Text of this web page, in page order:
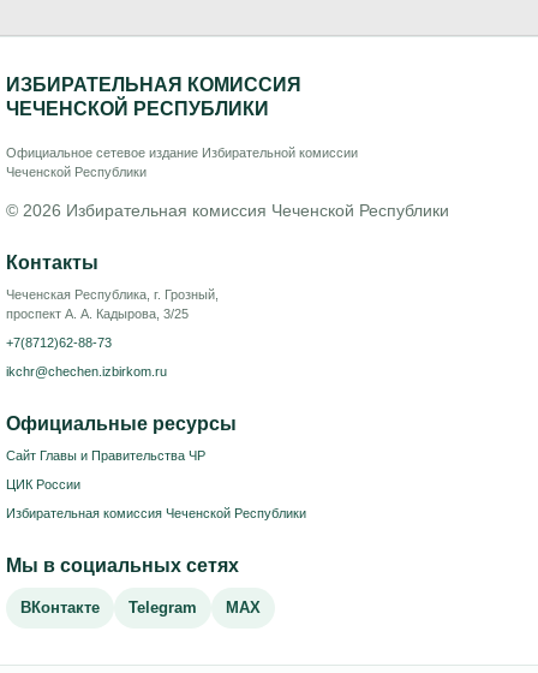
ИЗБИРАТЕЛЬНАЯ КОМИССИЯ
ЧЕЧЕНСКОЙ РЕСПУБЛИКИ
Официальное сетевое издание Избирательной комиссии
Чеченской Республики
© 2026 Избирательная комиссия Чеченской Республики
Контакты
Чеченская Республика, г. Грозный,
проспект А. А. Кадырова, 3/25
+7(8712)62-88-73
ikchr@chechen.izbirkom.ru
Официальные ресурсы
Сайт Главы и Правительства ЧР
ЦИК России
Избирательная комиссия Чеченской Республики
Мы в социальных сетях
ВКонтакте Telegram MAX